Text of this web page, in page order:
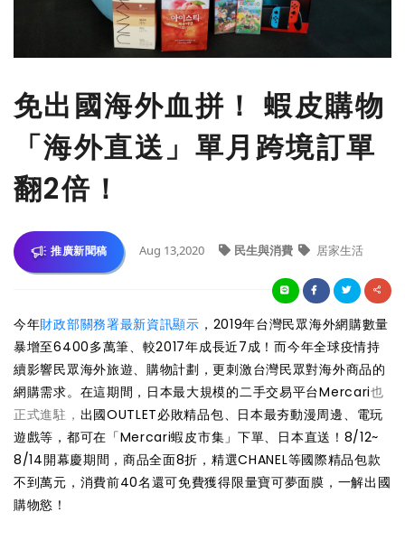
免出國海外血拼！ 蝦皮購物
「海外直送」單月跨境訂單
翻2倍！
推廣新聞稿 Aug 13,2020 民生與消費 居家生活
今年財政部關務署最新資訊顯示 ，2019年台灣民眾海外網購數量
暴增至6400多萬筆、較2017年成長近7成！而今年全球疫情持
續影響民眾海外旅遊、購物計劃，更刺激台灣民眾對海外商品的
網購需求。在這期間，日本最大規模的二手交易平台Mercari也
正式進駐， 出國OUTLET必敗精品包、日本最夯動漫周邊、電玩
遊戲等，都可在「Mercari蝦皮市集」下單、日本直送！8/12~
8/14開幕慶期間，商品全面8折，精選CHANEL等國際精品包款
不到萬元，消費前40名還可免費獲得限量寶可夢面膜，一解出國
購物慾！